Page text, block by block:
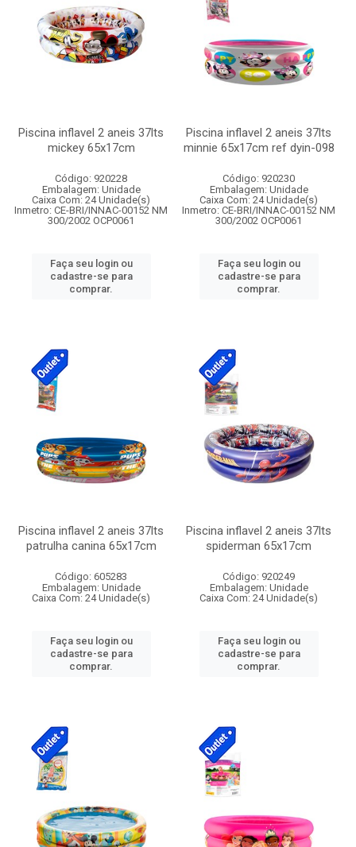
Piscina inflavel 2 aneis 37lts
mickey 65x17cm
Código: 920228
Embalagem: Unidade
Caixa Com: 24 Unidade(s)
Inmetro: CE-BRI/INNAC-00152 NM
300/2002 OCP0061
Faça seu login ou
cadastre-se para
comprar.
Piscina inflavel 2 aneis 37lts
minnie 65x17cm ref dyin-098
Código: 920230
Embalagem: Unidade
Caixa Com: 24 Unidade(s)
Inmetro: CE-BRI/INNAC-00152 NM
300/2002 OCP0061
Faça seu login ou
cadastre-se para
comprar.
Piscina inflavel 2 aneis 37lts
patrulha canina 65x17cm
Código: 605283
Embalagem: Unidade
Caixa Com: 24 Unidade(s)
Faça seu login ou
cadastre-se para
comprar.
Piscina inflavel 2 aneis 37lts
spiderman 65x17cm
Código: 920249
Embalagem: Unidade
Caixa Com: 24 Unidade(s)
Faça seu login ou
cadastre-se para
comprar.